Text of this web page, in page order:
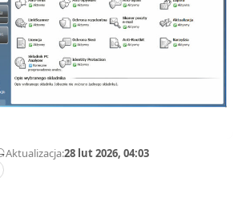
Aktualizacja:28 lut 2026, 04:03